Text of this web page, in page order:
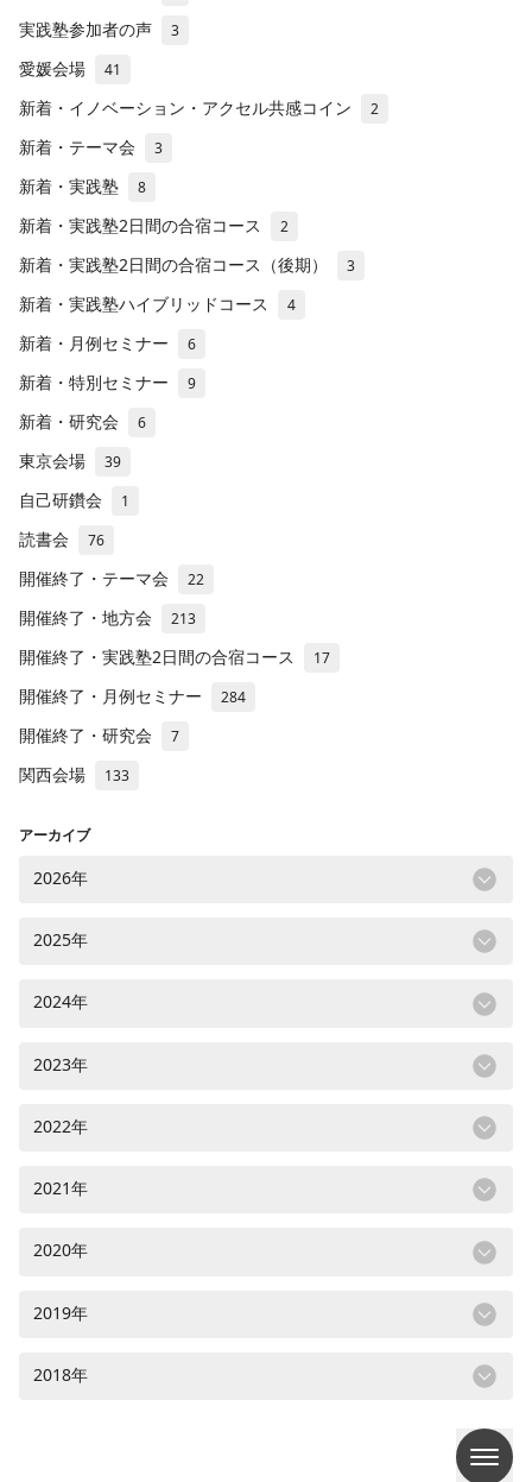
実践塾参加者の声 3
愛媛会場 41
新着・イノベーション・アクセル共感コイン 2
新着・テーマ会 3
新着・実践塾 8
新着・実践塾2日間の合宿コース 2
新着・実践塾2日間の合宿コース（後期） 3
新着・実践塾ハイブリッドコース 4
新着・月例セミナー 6
新着・特別セミナー 9
新着・研究会 6
東京会場 39
自己研鑽会 1
読書会 76
開催終了・テーマ会 22
開催終了・地方会 213
開催終了・実践塾2日間の合宿コース 17
開催終了・月例セミナー 284
開催終了・研究会 7
関西会場 133
アーカイブ
2026年
2025年
2024年
2023年
2022年
2021年
2020年
2019年
2018年